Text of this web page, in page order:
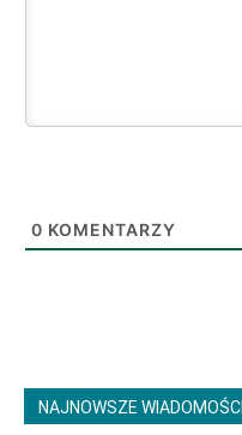
0 KOMENTARZY
NAJNOWSZE WIADOMOŚCI